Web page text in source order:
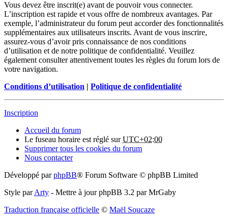
Vous devez être inscrit(e) avant de pouvoir vous connecter.
L’inscription est rapide et vous offre de nombreux avantages. Par
exemple, l’administrateur du forum peut accorder des fonctionnalités
supplémentaires aux utilisateurs inscrits. Avant de vous inscrire,
assurez-vous d’avoir pris connaissance de nos conditions
d’utilisation et de notre politique de confidentialité. Veuillez
également consulter attentivement toutes les règles du forum lors de
votre navigation.
Conditions d’utilisation | Politique de confidentialité
Inscription
Accueil du forum
Le fuseau horaire est réglé surUTC+02:00
Supprimer tous les cookies du forum
Nous contacter
Développé parphpBB® Forum Software © phpBB Limited
Style parArty - Mettre à jour phpBB 3.2 par MrGaby
Traduction française officielle © Maël Soucaze